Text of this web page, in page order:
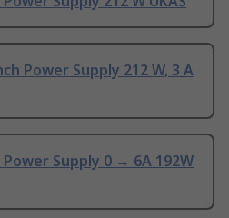
Power Supply 212 W, 3 A
Power Supply 0 → 6A 192W